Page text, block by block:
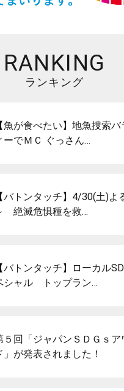
RANKING
ランキング
ネイル
【魚が食べたい】地魚捜索バ
ーでＭＣ ぐっさん…
【バトンタッチ】4/30(土)よ
絶滅危惧種を救…
ネイル
【バトンタッチ】ローカル
シャル トップラン…
ネイル
５回「ジャパンＳＤＧｓア
」が発表されました！